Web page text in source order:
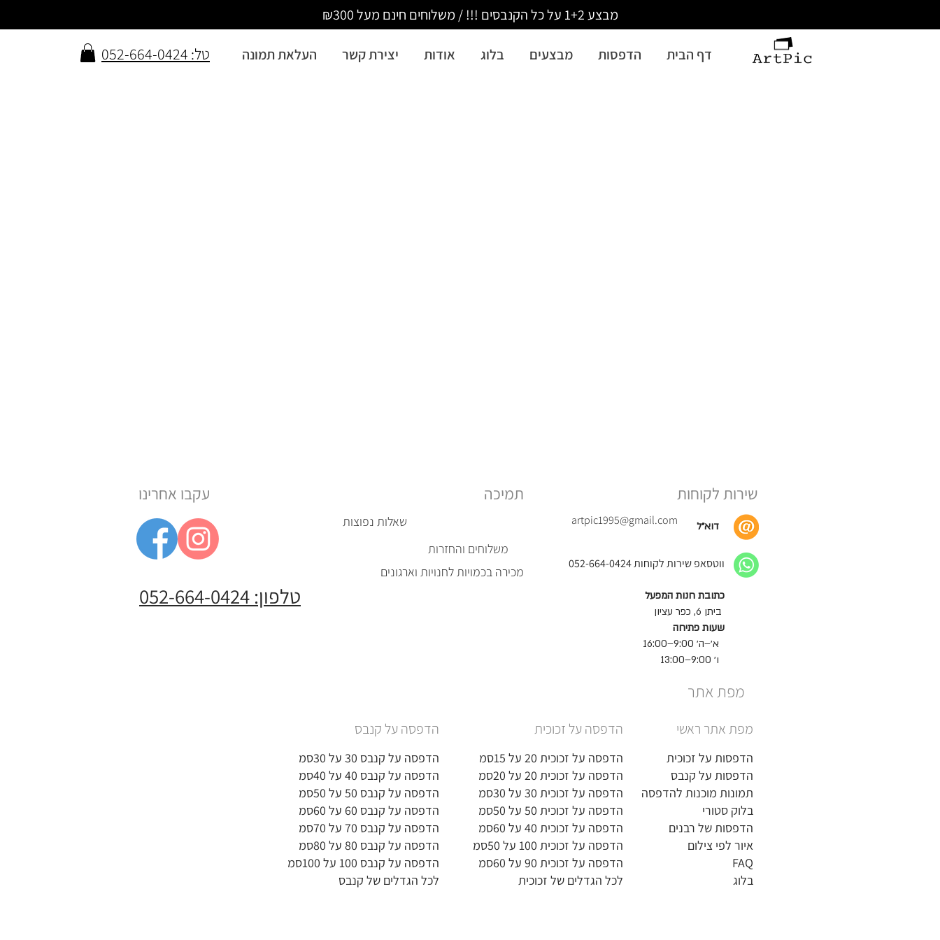
מבצע 1+2 על כל הקנבסים !!! / משלוחים חינם מעל ₪300
טל: 052-664-0424 דף הבית הדפסות מבצעים בלוג אודות יצירת קשר העלאת תמונה
עקבו אחרינו
טלפון: 052-664-0424
תמיכה
שאלות נפוצות
משלוחים והחזרות
מכירה בכמויות לחנויות וארגונים
שירות לקוחות
דוא״ל artpic1995@gmail.com
ווטסאפ שירות לקוחות 052-664-0424
כתובת חנות המפעל
ביתן 6, כפר עציון
שעות פתיחה
א׳–ה׳ 9:00–16:00
ו׳ 9:00–13:00
מפת אתר
הדפסה על קנבס
הדפסה על קנבס 30 על 30סמ
הדפסה על קנבס 40 על 40סמ
הדפסה על קנבס 50 על 50סמ
הדפסה על קנבס 60 על 60סמ
הדפסה על קנבס 70 על 70סמ
הדפסה על קנבס 80 על 80סמ
הדפסה על קנבס 100 על 100סמ
לכל הגדלים של קנבס
הדפסה על זכוכית
הדפסה על זכוכית 20 על 15סמ
הדפסה על זכוכית 20 על 20סמ
הדפסה על זכוכית 30 על 30סמ
הדפסה על זכוכית 50 על 50סמ
הדפסה על זכוכית 40 על 60סמ
הדפסה על זכוכית 100 על 50סמ
הדפסה על זכוכית 90 על 60סמ
לכל הגדלים של זכוכית
מפת אתר ראשי
הדפסות על זכוכית
הדפסות על קנבס
תמונות מוכנות להדפסה
בלוק סטורי
הדפסות של רבנים
איור לפי צילום
FAQ
בלוג